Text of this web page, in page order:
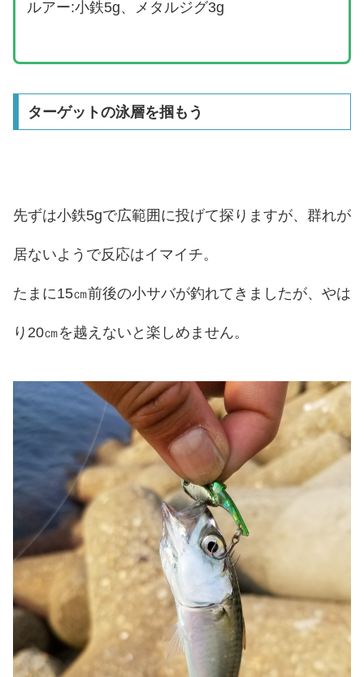
ルアー:小鉄5g、メタルジグ3g
ターゲットの泳層を掴もう
先ずは小鉄5gで広範囲に投げて探りますが、群れが
居ないようで反応はイマイチ。
たまに15㎝前後の小サバが釣れてきましたが、やは
り20㎝を越えないと楽しめません。